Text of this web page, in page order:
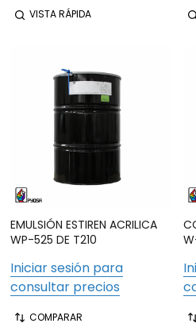
VISTA RÁPIDA
EMULSIÓN ESTIREN ACRILICA
WP-525 DE T210
Iniciar sesión para
consultar precios
COMPARAR